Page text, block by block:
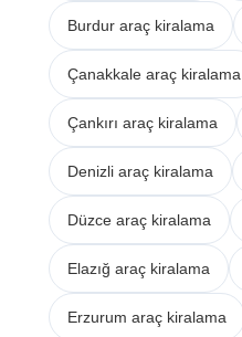
Burdur araç kiralama
Çanakkale araç kiralama
Çankırı araç kiralama
Denizli araç kiralama
Düzce araç kiralama
Elazığ araç kiralama
Erzurum araç kiralama